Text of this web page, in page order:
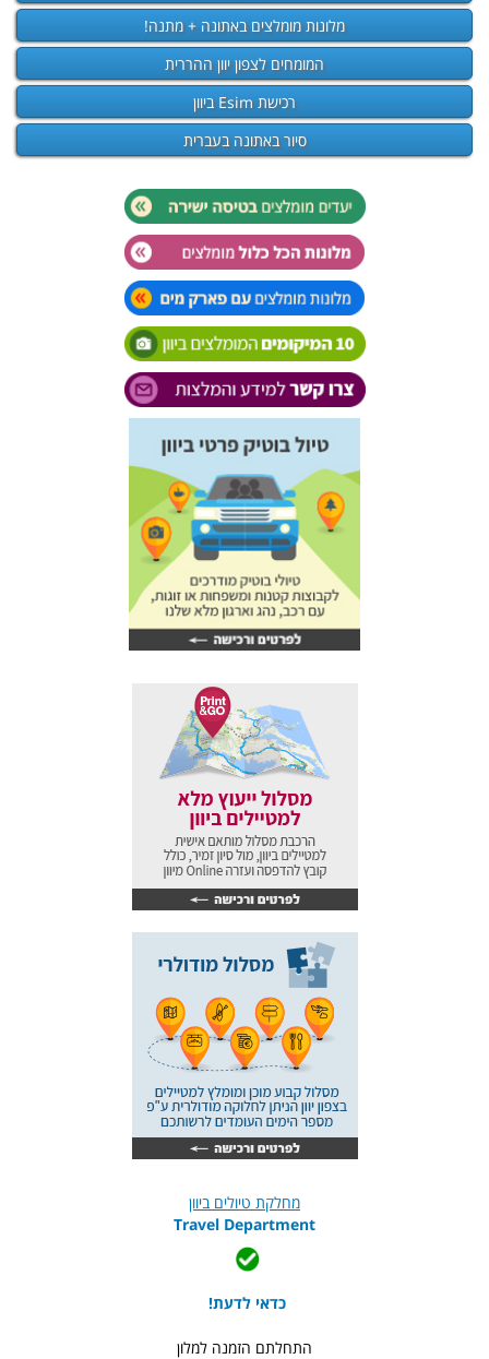
מלונות מומלצים באתונה + מתנה!
המומחים לצפון יוון ההררית
רכישת Esim ביוון
סיור באתונה בעברית
מחלקת טיולים ביוון
Travel Department
כדאי לדעת!
התחלתם הזמנה למלון